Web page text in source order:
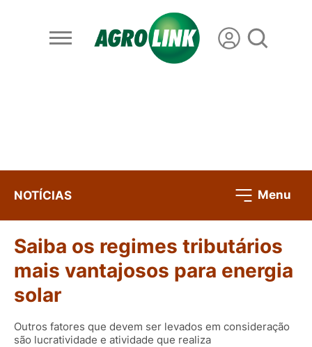
NOTÍCIAS Menu
Saiba os regimes tributários
mais vantajosos para energia
solar
Outros fatores que devem ser levados em consideração
são lucratividade e atividade que realiza